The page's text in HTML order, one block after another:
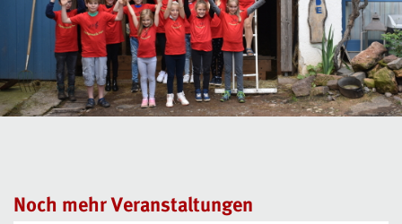
Noch mehr Veranstaltungen